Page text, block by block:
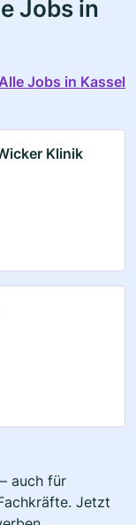
Jobs in
Alle Jobs in Kassel
Klinik
auch für
Jetzt